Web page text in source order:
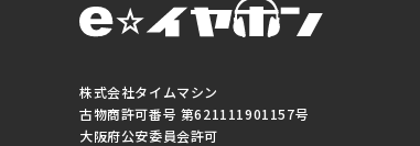
株式会社タイムマシン
古物商許可番号 第621111901157号
大阪府公安委員会許可